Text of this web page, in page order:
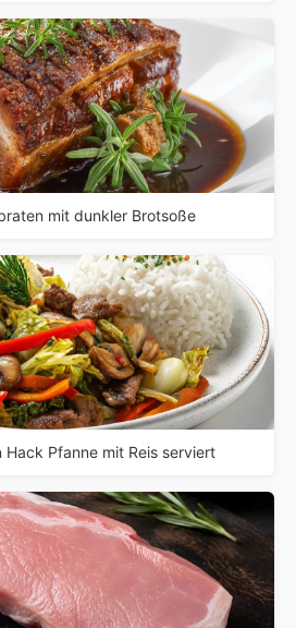
mit dunkler Brotsoße
Pfanne mit Reis serviert